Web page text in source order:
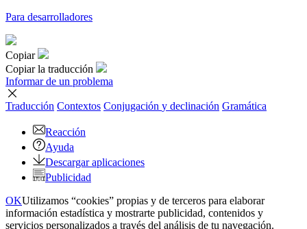
Para desarrolladores
Copiar
Copiar la traducción
Informar de un problema
Traducción Contextos Conjugación y declinación Gramática
Reacción
Ayuda
Descargar aplicaciones
Publicidad
OKUtilizamos “cookies” propias y de terceros para elaborar
información estadística y mostrarte publicidad, contenidos y
servicios personalizados a través del análisis de tu navegación.